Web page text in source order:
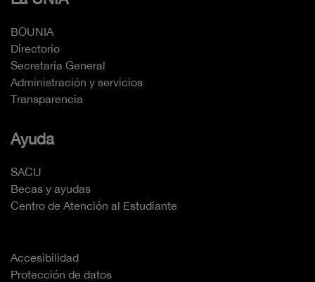
BOUNIA
Directorio
Secretaría General
Administración y servicios
Transparencia
Ayuda
SACU
Becas y ayudas
Centro de Atención al Estudiante
Accesibilidad
Protección de datos